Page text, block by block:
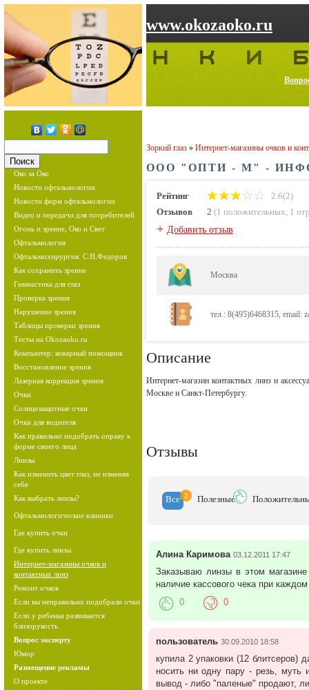
www.okozaoko.ru
Око за Око
Новости офтальмологии
Новости фирм офтальмологии
Видео и передачи для потребителей
Огонь и зрение, Око и Свет
Офтальмология
Офтальмохирургия. С.Н.Федоров
Как сохранить зрение
Гимнастика для глаз
Проверка зрения
Нарушение зрения
Таблицы проверки зрения
Тесты на Okozaoko.ru
Компьютер: коварный помощник
Восстановление зрения
Лазерная коррекция зрения
Очки
Солнцезащитные очки
Очки для водителя
Как правильно подобрать оправу к
форме своего лица
Линзы
Как изменить цвет глаз, не изменяя
себе
Как выбрать линзы?
Офтальмологические клиники
Где купить очки
Где купить линзы
Интернет-магазины очков и
контактных линз
Ремонт очков
Если вы неправильно подобрали очки
Если у ребенка развивается
близорукость
Вопрос эксперту
Юмор
Размещение рекламы
О проекте
Зоркий глаз » Интернет-магазины очков и
ООО "ОПТИ - М" -
Рейтинг
2.6(2)
Отзывов
2 (1 положительных, 1
+ Добавить отзыв
Москва
тел.: 8(495)6468315, email:
Описание
Интернет-магазин контактных линз и
Москве и Санкт-Петербургу.
Отзывы
Все 2 Полезные Положит
Алина Каримова 03.12.2011 17:47
Заказываю линзы в этом
наличие кассового чека при
0
0
пользователь 30.09.2010 18:58
купила 2 упаковки (12 блитсеров)
носить ни одну пару - резь, муть
вывод - либо "паленые" продают,